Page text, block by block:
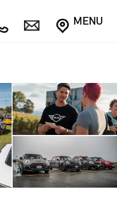
MENU